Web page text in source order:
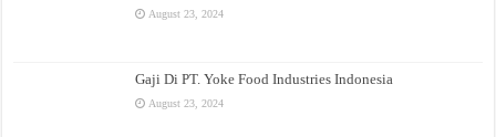
August 23, 2024
Gaji Di PT. Yoke Food Industries Indonesia
August 23, 2024